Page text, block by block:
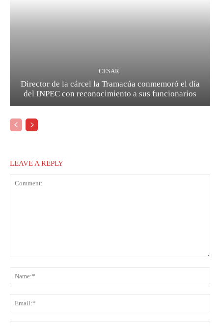
CESAR
Director de la cárcel la Tramacúa conmemoró el día
del INPEC con reconocimiento a sus funcionarios
LEAVE A REPLY